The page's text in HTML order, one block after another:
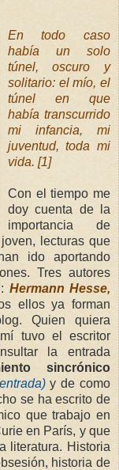
En todo caso
había un solo
túnel, oscuro y
solitario: el mío, el
túnel en que
había transcurrido
mi infancia, mi
juventud, toda mi
vida. [1]
Con el tiempo me
doy cuenta de la
importancia de
lecturas que
ido aportando
Tres autores
Hermann Hesse,
ellos ya forman
Quien quiera
tuvo el escritor
la entrada
sincrónico
y de como
se ha escrito de
que trabajo en
en París, y que
literatura. Historia
historia de